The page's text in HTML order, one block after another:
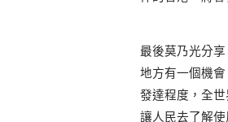
最後莫乃光分
地方有一個機
發達程度，全
讓人民去了解